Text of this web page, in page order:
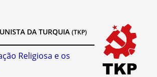
DA TURQUIA (TKP)
Religiosa e os